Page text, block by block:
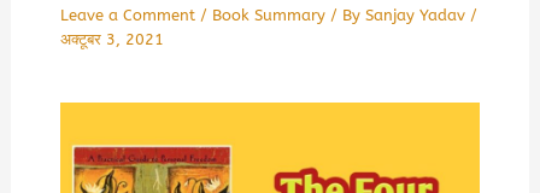
Leave a Comment / Book Summary/ By Sanjay Yadav /
अक्टूबर 3, 2021